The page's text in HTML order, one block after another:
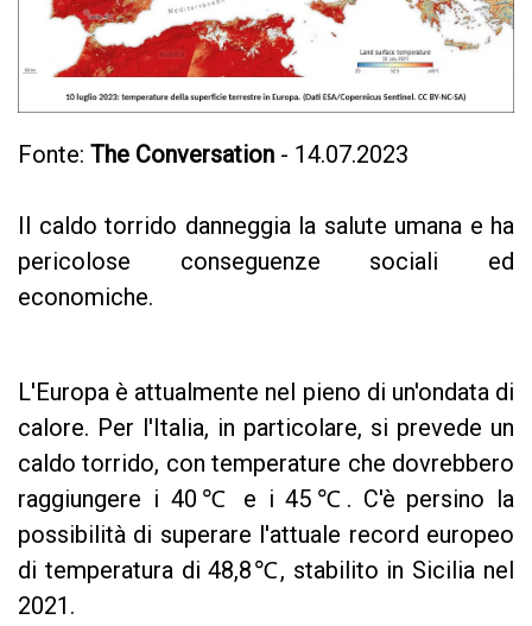
Fonte: The Conversation - 14.07.2023
Il caldo torrido danneggia la salute umana e ha
pericolose conseguenze sociali ed
economiche.
L'Europa è attualmente nel pieno di un'ondata di
calore. Per l'Italia, in particolare, si prevede un
caldo torrido, con temperature che dovrebbero
raggiungere i 40℃ e i 45℃. C'è persino la
possibilità di superare l'attuale record europeo
di temperatura di 48,8℃, stabilito in Sicilia nel
2021.